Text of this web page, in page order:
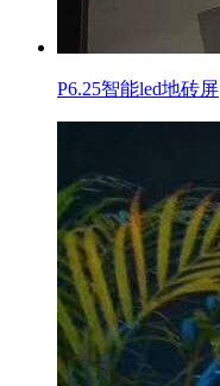
P6.25智能led地砖屏